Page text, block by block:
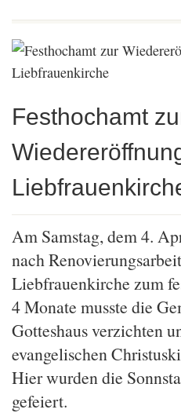
Festhochamt
Am Samstag, dem 4.
nach
Liebfrauenkirche zum
4 Monate musste die
Gotteshaus verzichten
evangelischen
Hier wurden die
gefeiert.